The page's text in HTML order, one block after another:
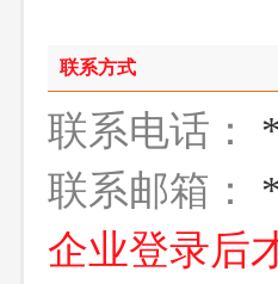
联系方式
联系电话：
联系邮箱：
企业登录